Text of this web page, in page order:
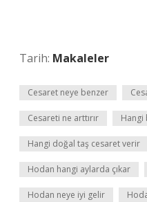
Tarih: Makaleler
Cesaret neye benzer
Cesareti ne arttırır Hangi
Hangi doğal taş cesaret verir
Hodan hangi aylarda çıkar
Hodan neye iyi gelir